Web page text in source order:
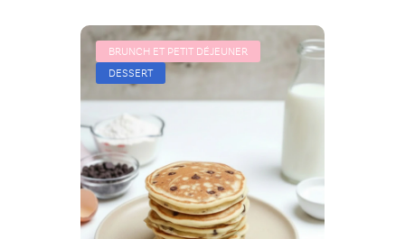
BRUNCH ET PETIT DÉJEUNER
DESSERT